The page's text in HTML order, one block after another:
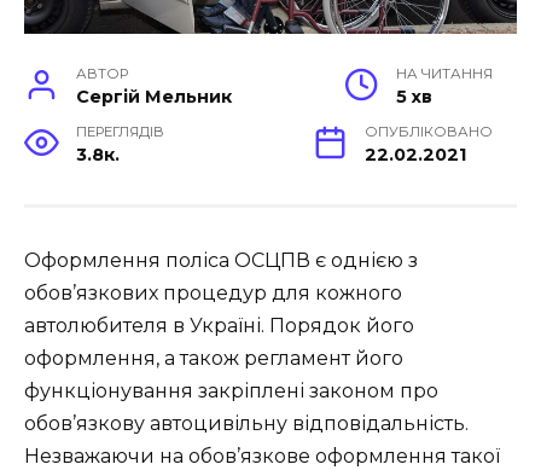
АВТОР
Сергій Мельник
НА ЧИТАННЯ
5 хв
ПЕРЕГЛЯДІВ
3.8к.
ОПУБЛІКОВАНО
22.02.2021
Оформлення поліса ОСЦПВ є однією з
обов’язкових процедур для кожного
автолюбителя в Україні. Порядок його
оформлення, а також регламент його
функціонування закріплені законом про
обов’язкову автоцивільну відповідальність.
Незважаючи на обов’язкове оформлення такої